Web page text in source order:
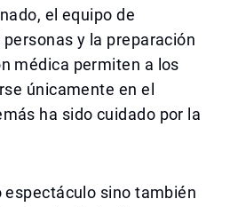
el equipo de
y la preparación
médica permiten a los
únicamente en el
ha sido cuidado por la
espectáculo sino también